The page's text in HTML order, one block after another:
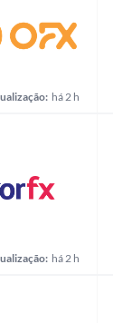
há 2 h
há 2 h